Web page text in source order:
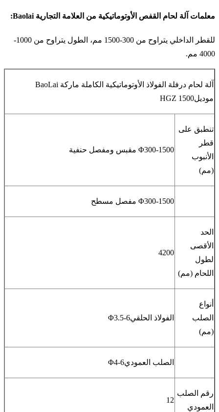
معلمات آلة لحام القفص الأوتوماتيكية من العلامة التجارية Baolai:
للقطر الداخلي يتراوح من 300-1500 مم، الطول يتراوح من 1000-
4000 مم.
آلة لحام درفلة الفولاذ الأوتوماتيكية الكاملة ماركة BaoLai
موديلHGZ 1500
تنطبق على
قطر
الأنبوب
(مم)
Φ300-1500 مقبس ومفصل حنفية
Φ300-1500 مفصل مسطح
الحد
الأقصى
لطول
اللحام (مم)
4200
أنواع
الصلب
(مم)
الفولاذ الحلقيΦ3.5-6
الصلب العموديΦ4-6
رقم الصلب
العمودي
12